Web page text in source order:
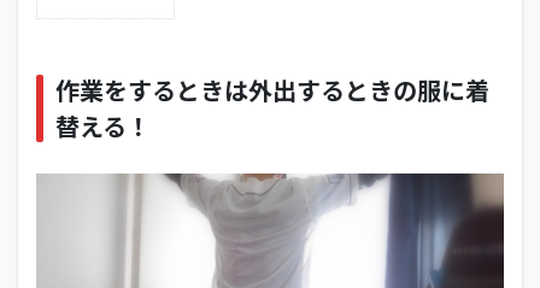
ると
きは
外出
とき
作業をするときは外出するときの服に着
替える！